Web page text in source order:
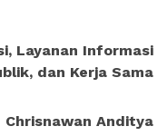
Layanan Informasi
dan Kerja Sama
Chrisnawan Anditya